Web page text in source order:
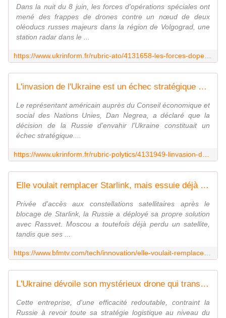
Dans la nuit du 8 juin, les forces d'opérations spéciales ont
mené des frappes de drones contre un nœud de deux
oléoducs russes majeurs dans la région de Volgograd, une
station radar dans le ...
L'invasion de l'Ukraine est un échec stratégique pour la Russie, selon les États-Unis à l'ONU
Le représentant américain auprès du Conseil économique et
social des Nations Unies, Dan Negrea, a déclaré que la
décision de la Russie d'envahir l'Ukraine constituait un
échec stratégique....
Elle voulait remplacer Starlink, mais essuie déjà un revers préoccupant: la Russie perd un premier satellite de sa constellation Rassvet
Privée d'accès aux constellations satellitaires après le
blocage de Starlink, la Russie a déployé sa propre solution
avec Rassvet. Moscou a toutefois déjà perdu un satellite,
tandis que ses ...
L'Ukraine dévoile son mystérieux drone qui transforme les voies d'approvisionnement russes en enfer sur Terre
Cette entreprise, d'une efficacité redoutable, contraint la
Russie à revoir toute sa stratégie logistique au niveau du